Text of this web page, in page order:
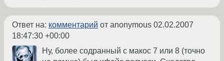
Ответ на: комментарий от anonymous 02.02.2007
18:47:30 +00:00
Ну, более содранный с макос 7 или 8 (точно